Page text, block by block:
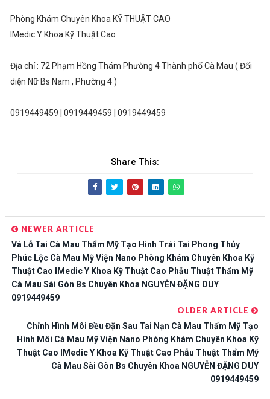
Phòng Khám Chuyên Khoa KỸ THUẬT CAO
IMedic Y Khoa Kỹ Thuật Cao
Địa chỉ : 72 Phạm Hồng Thám Phường 4 Thành phố Cà Mau ( Đối
diện Nữ Bs Nam , Phường 4 )
0919449459 | 0919449459 | 0919449459
Share This:
NEWER ARTICLE
Vá Lỗ Tai Cà Mau Thẩm Mỹ Tạo Hình Trái Tai Phong Thủy
Phúc Lộc Cà Mau Mỹ Viện Nano Phòng Khám Chuyên Khoa Kỹ
Thuật Cao IMedic Y Khoa Kỹ Thuật Cao Phẫu Thuật Thẩm Mỹ
Cà Mau Sài Gòn Bs Chuyên Khoa NGUYỄN ĐẶNG DUY
0919449459
OLDER ARTICLE
Chỉnh Hình Môi Đều Đặn Sau Tai Nạn Cà Mau Thẩm Mỹ Tạo
Hình Môi Cà Mau Mỹ Viện Nano Phòng Khám Chuyên Khoa Kỹ
Thuật Cao IMedic Y Khoa Kỹ Thuật Cao Phẫu Thuật Thẩm Mỹ
Cà Mau Sài Gòn Bs Chuyên Khoa NGUYỄN ĐẶNG DUY
0919449459